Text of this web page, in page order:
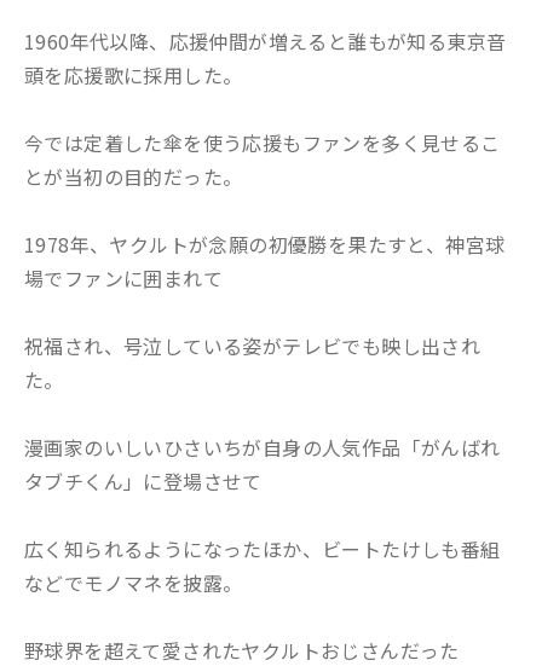
1960年代以降、応援仲間が増えると誰もが知る東京音
頭を応援歌に採用した。
今では定着した傘を使う応援もファンを多く見せるこ
とが当初の目的だった。
1978年、ヤクルトが念願の初優勝を果たすと、神宮球
場でファンに囲まれて
祝福され、号泣している姿がテレビでも映し出され
た。
漫画家のいしいひさいちが自身の人気作品「がんばれ
タブチくん」に登場させて
広く知られるようになったほか、ビートたけしも番組
などでモノマネを披露。
野球界を超えて愛されたヤクルトおじさんだった